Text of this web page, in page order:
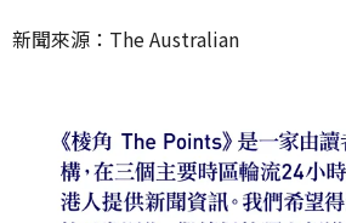
新聞來源：The Australian